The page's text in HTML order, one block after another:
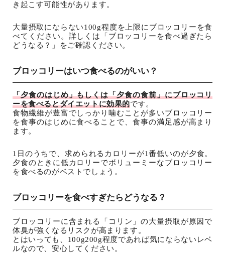
き起こす可能性があります。
大量摂取にならない100g程度を上限にブロッコリーを食
べてください。詳しくは「ブロッコリーを食べ過ぎたら
どうなる？」をご確認ください。
ブロッコリーはいつ食べるのがいい？
「夕食のはじめ」もしくは「夕食の食前」にブロッコリ
ーを食べるとダイエットに効果的です。
食物繊維が豊富でしっかり噛むことが多いブロッコリー
を食事のはじめに食べることで、食事の満足感が高まり
ます。
1日のうちで、求められるカロリーが1番低いのが夕食。
夕食のときに低カロリーでボリューミーなブロッコリー
を食べるのがベストでしょう。
ブロッコリーを食べすぎたらどうなる？
ブロッコリーに含まれる「コリン」の大量摂取が原因で
体臭が強くなるリスクが高まります。
とはいっても、100g200g程度であれば気にならないレベ
ルなので、安心してください。